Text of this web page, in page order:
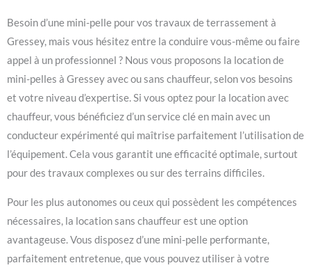
Besoin d’une mini-pelle pour vos travaux de terrassement à
Gressey, mais vous hésitez entre la conduire vous-même ou faire
appel à un professionnel ? Nous vous proposons la location de
mini-pelles à Gressey avec ou sans chauffeur, selon vos besoins
et votre niveau d’expertise. Si vous optez pour la location avec
chauffeur, vous bénéficiez d’un service clé en main avec un
conducteur expérimenté qui maîtrise parfaitement l’utilisation de
l’équipement. Cela vous garantit une efficacité optimale, surtout
pour des travaux complexes ou sur des terrains difficiles.
Pour les plus autonomes ou ceux qui possèdent les compétences
nécessaires, la location sans chauffeur est une option
avantageuse. Vous disposez d’une mini-pelle performante,
parfaitement entretenue, que vous pouvez utiliser à votre